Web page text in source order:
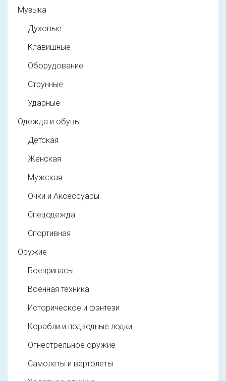
Музыка
Духовые
Клавишные
Оборудование
Струнные
Ударные
Одежда и обувь
Детская
Женская
Мужская
Очки и Аксессуары
Спецодежда
Спортивная
Оружие
Боеприпасы
Военная техника
Историческое и фэнтези
Корабли и подводные лодки
Огнестрельное оружие
Самолеты и вертолеты